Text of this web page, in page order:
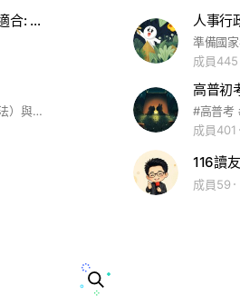
【國考制霸】 行政法讀書會 (適合: 高普考、司法四等、各類特考等) 人事行
準備國
成員445
公法學（憲法、行政法、法院組織法）與法學緒論之討論、交流與研究。
成員401
116讀
成員59